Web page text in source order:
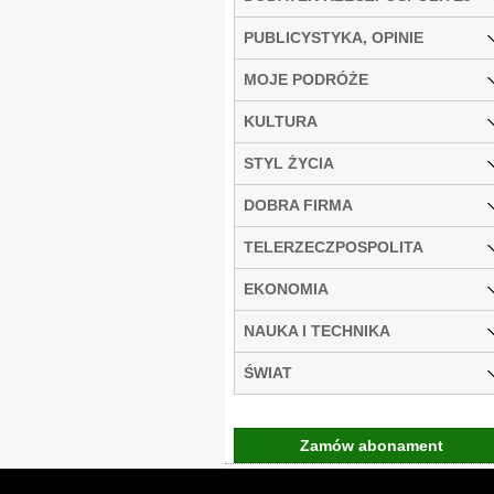
PUBLICYSTYKA, OPINIE
MOJE PODRÓŻE
KULTURA
STYL ŻYCIA
DOBRA FIRMA
TELERZECZPOSPOLITA
EKONOMIA
NAUKA I TECHNIKA
ŚWIAT
Zamów abonament